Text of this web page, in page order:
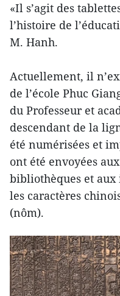
«Il s’agit des
l’histoire de
M. Hanh.
Actuellement, il
de l’école Phuc
du Professeur et
descendant de la
été numérisées et
ont été envoyées
bibliothèques et
les caractères
(nôm).